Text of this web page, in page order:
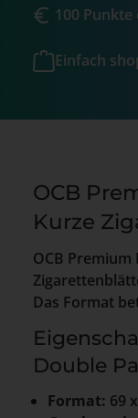
100
Einfach
OCB
Kurze
OCB
Das Format
Double
Format: 69